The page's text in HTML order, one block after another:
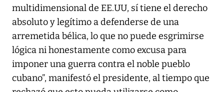
multidimensional de EE.UU, sí tiene el derecho
absoluto y legítimo a defenderse de una
arremetida bélica, lo que no puede esgrimirse
lógica ni honestamente como excusa para
imponer una guerra contra el noble pueblo
cubano”, manifestó el presidente, al tiempo que